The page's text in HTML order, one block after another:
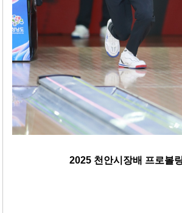
2025 천안시장배 프로볼